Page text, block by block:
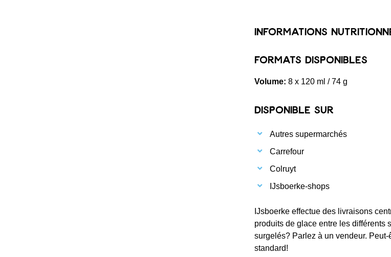
Informations
Formats disponibles
Volume: 8 x 120 ml / 74 g
Disponible sur
Autres supermarchés
Carrefour
Colruyt
IJsboerke-shops
IJsboerke effectue des livraisons
produits de glace entre les différents
surgelés? Parlez à un vendeur.
standard!